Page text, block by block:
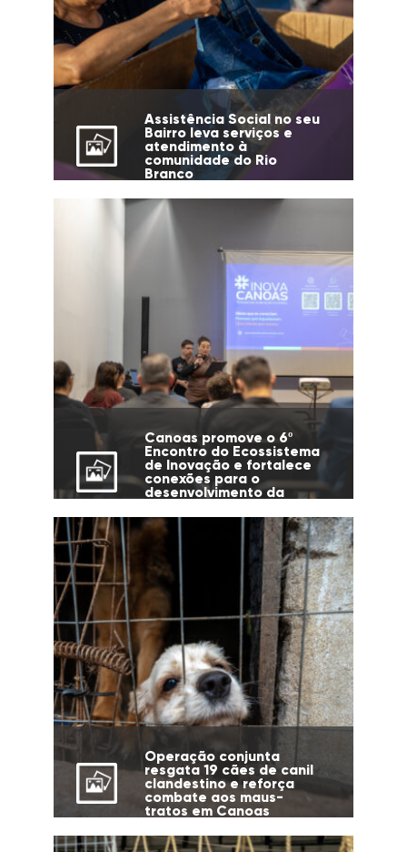
Assistência Social no seu
Bairro leva serviços e
atendimento à
comunidade do Rio
Branco
Canoas promove o 6º
Encontro do Ecossistema
de Inovação e fortalece
conexões para o
desenvolvimento da
Operação conjunta
resgata 19 cães de canil
clandestino e reforça
combate aos maus-
tratos em Canoas